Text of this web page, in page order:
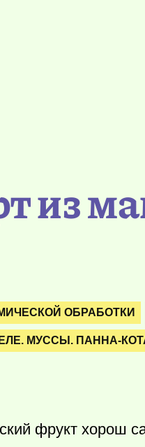
из
ОБРАБОТКИ
МУССЫ. ПАННА-
фрукт хорош